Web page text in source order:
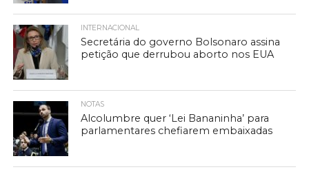
INTERNACIONAL
Secretária do governo Bolsonaro assina
petição que derrubou aborto nos EUA
NOTAS
Alcolumbre quer ‘Lei Bananinha’ para
parlamentares chefiarem embaixadas